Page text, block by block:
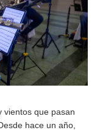
vientos que pasan
hace un año,